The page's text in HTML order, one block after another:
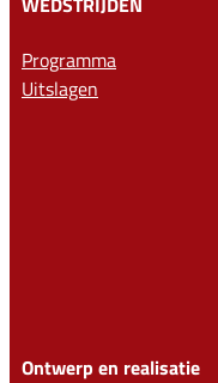
Programma
Uitslagen
Ontwerp en realisatie